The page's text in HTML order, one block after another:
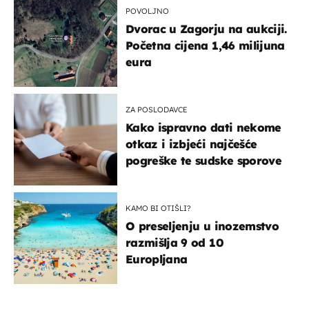
POVOLJNO
Dvorac u Zagorju na aukciji.
Početna cijena 1,46 milijuna
eura
ZA POSLODAVCE
Kako ispravno dati nekome
otkaz i izbjeći najčešće
pogreške te sudske sporove
KAMO BI OTIŠLI?
O preseljenju u inozemstvo
razmišlja 9 od 10
Europljana